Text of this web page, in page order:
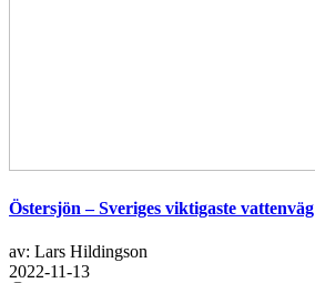
Östersjön – Sveriges viktigaste vattenväg
av: Lars Hildingson
2022-11-13